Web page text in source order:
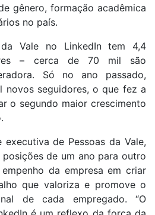
gênero, formação acadêmica
no país.
Vale no LinkedIn tem 4,4
– cerca de 70 mil são
Só no ano passado,
novos seguidores, o que fez a
o segundo maior crescimento
executiva de Pessoas da Vale,
de um ano para outro
da empresa em criar
que valoriza e promove o
de cada empregado. “O